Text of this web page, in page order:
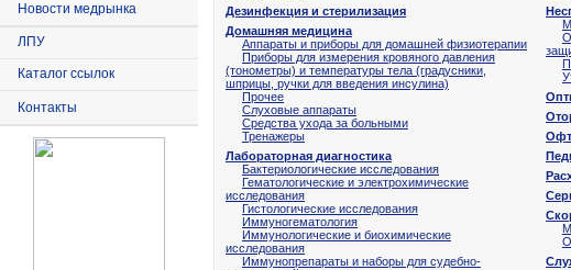
Новости медрынка
ЛПУ
Каталог ссылок
Контакты
Дезинфекция и стерилизация
Домашняя медицина
Аппараты и приборы для домашней физиотерапии
Приборы для измерения кровяного давления
(тонометры) и температуры тела (градусники,
шприцы, ручки для введения инсулина)
Прочее
Слуховые аппараты
Средства ухода за больными
Тренажеры
Лабораторная диагностика
Бактериологические исследования
Гематологические и электрохимические
исследования
Гистологические исследования
Иммуногематология
Иммунологические и биохимические
исследования
Иммунопрепараты и наборы для судебно-